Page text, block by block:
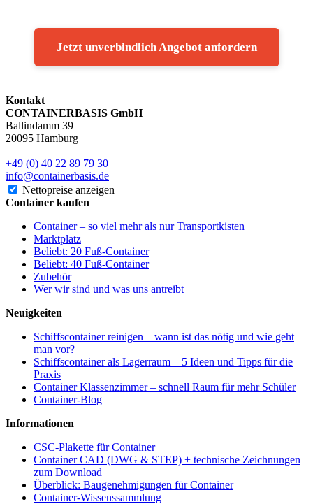
Jetzt unverbindlich Angebot anfordern
Kontakt
CONTAINERBASIS GmbH
Ballindamm 39
20095 Hamburg
+49 (0) 40 22 89 79 30
info@containerbasis.de
Nettopreise anzeigen
Container kaufen
Container – so viel mehr als nur Transportkisten
Marktplatz
Beliebt: 20 Fuß-Container
Beliebt: 40 Fuß-Container
Zubehör
Wer wir sind und was uns antreibt
Neuigkeiten
Schiffscontainer reinigen – wann ist das nötig und wie geht
man vor?
Schiffscontainer als Lagerraum – 5 Ideen und Tipps für die
Praxis
Container Klassenzimmer – schnell Raum für mehr Schüler
Container-Blog
Informationen
CSC-Plakette für Container
Container CAD (DWG & STEP) + technische Zeichnungen
zum Download
Überblick: Baugenehmigungen für Container
Container-Wissenssammlung